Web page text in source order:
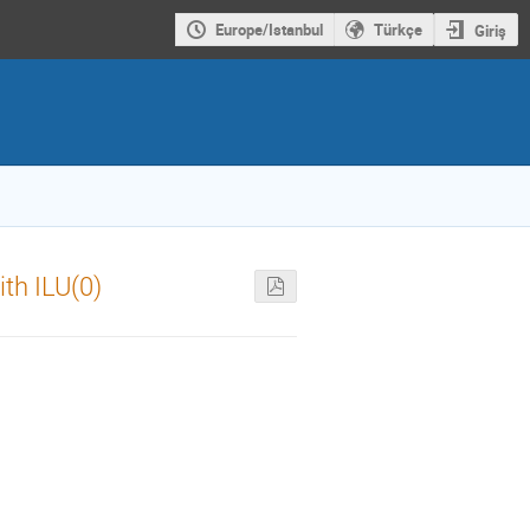
Europe/Istanbul Türkçe Giriş
ILU(0)